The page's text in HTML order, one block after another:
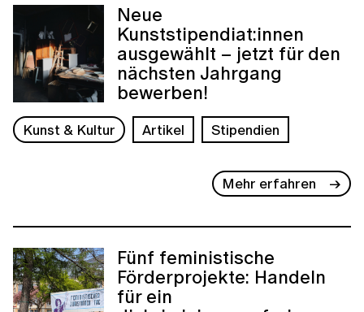
Neue
Kunststipendiat:innen
ausgewählt – jetzt für den
nächsten Jahrgang
bewerben!
Kunst & Kultur Artikel Stipendien
Mehr erfahren
Fünf feministische
Förderprojekte: Handeln
für ein